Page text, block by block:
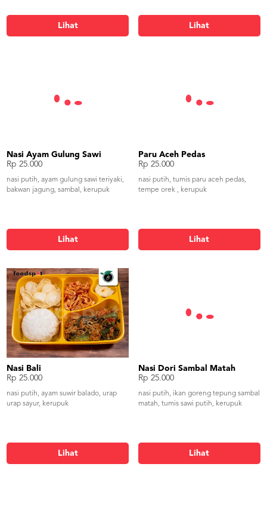
Lihat Lihat
Nasi Ayam Gulung Sawi
Rp 25.000
nasi putih, ayam gulung sawi teriyaki,
bakwan jagung, sambal, kerupuk
Lihat
Paru Aceh Pedas
Rp 25.000
nasi putih, tumis paru aceh pedas,
tempe orek , kerupuk
Lihat
Nasi Bali
Rp 25.000
nasi putih, ayam suwir balado, urap
urap sayur, kerupuk
Lihat
Nasi Dori Sambal Matah
Rp 25.000
nasi putih, ikan goreng tepung sambal
matah, tumis sawi putih, kerupuk
Lihat